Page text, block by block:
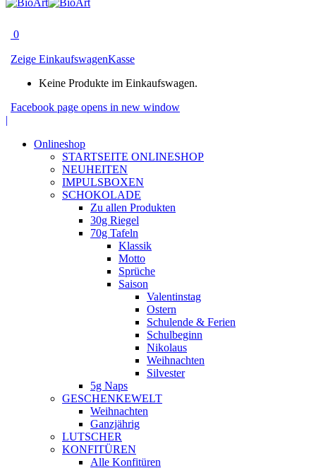
0
Zeige EinkaufswagenKasse
Keine Produkte im Einkaufswagen.
Facebook page opens in new window
|
Onlineshop
STARTSEITE ONLINESHOP
NEUHEITEN
IMPULSBOXEN
SCHOKOLADE
Zu allen Produkten
30g Riegel
70g Tafeln
Klassik
Motto
Sprüche
Saison
Valentinstag
Ostern
Schulende & Ferien
Schulbeginn
Nikolaus
Weihnachten
Silvester
5g Naps
GESCHENKEWELT
Weihnachten
Ganzjährig
LUTSCHER
KONFITÜREN
Alle Konfitüren